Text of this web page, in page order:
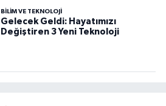
BILIM VE TEKNOLOJI
Gelecek Geldi: Hayatımızı
Değiştiren 3 Yeni Teknoloji